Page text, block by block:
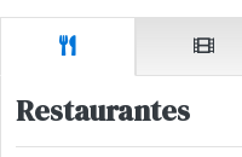
Restaurantes